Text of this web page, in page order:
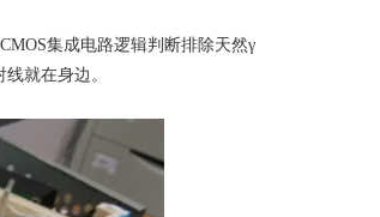
集成电路逻辑判断排除天然γ
就在身边。